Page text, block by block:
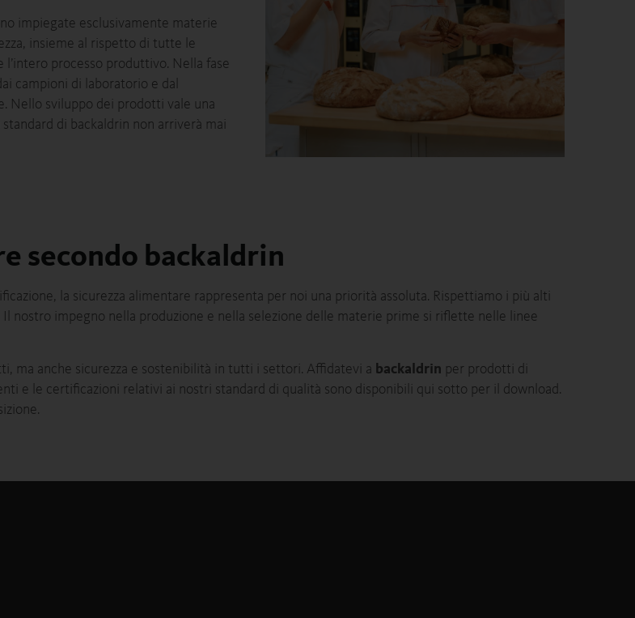
impiegate esclusivamente materie
insieme al rispetto di tutte le
processo produttivo. Nella fase
campioni di laboratorio e dal
Nello sviluppo dei prodotti vale una
di backaldrin non arriverà mai
secondo backaldrin
la sicurezza alimentare rappresenta per noi una priorità assoluta. Rispettiamo i più alti
nostro impegno nella produzione e nella selezione delle materie prime si riflette nelle linee
ma anche sicurezza e sostenibilità in tutti i settori. Affidatevi a backaldrin per prodotti di
e le certificazioni relativi ai nostri standard di qualità sono disponibili qui sotto per il download.